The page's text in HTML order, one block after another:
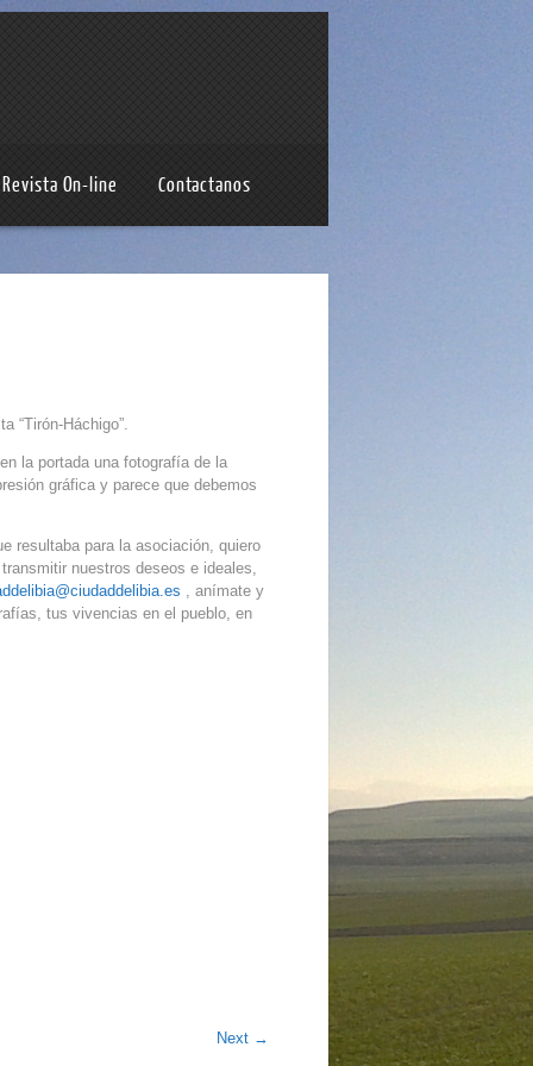
Revista On-line Contactanos
“Tirón-Háchigo”.
la portada una fotografía de la
gráfica y parece que debemos
resultaba para la asociación, quiero
nuestros deseos e ideales,
, anímate y
tus vivencias en el pueblo, en
Next →